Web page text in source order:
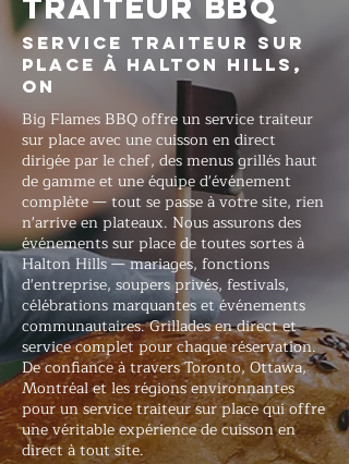
Service traiteur sur
place à Halton Hills,
ON
Big Flames BBQ offre un service traiteur
sur place avec une cuisson en direct
dirigée par le chef, des menus grillés haut
de gamme et une équipe d'événement
complète — tout se passe à votre site, rien
n'arrive en plateaux. Nous assurons des
événements sur place de toutes sortes à
Halton Hills — mariages, fonctions
d'entreprise, soupers privés, festivals,
célébrations marquantes et événements
communautaires. Grillades en direct et
service complet pour chaque réservation.
De confiance à travers Toronto, Ottawa,
Montréal et les régions environnantes
pour un service traiteur sur place qui offre
une véritable expérience de cuisson en
direct à tout site.